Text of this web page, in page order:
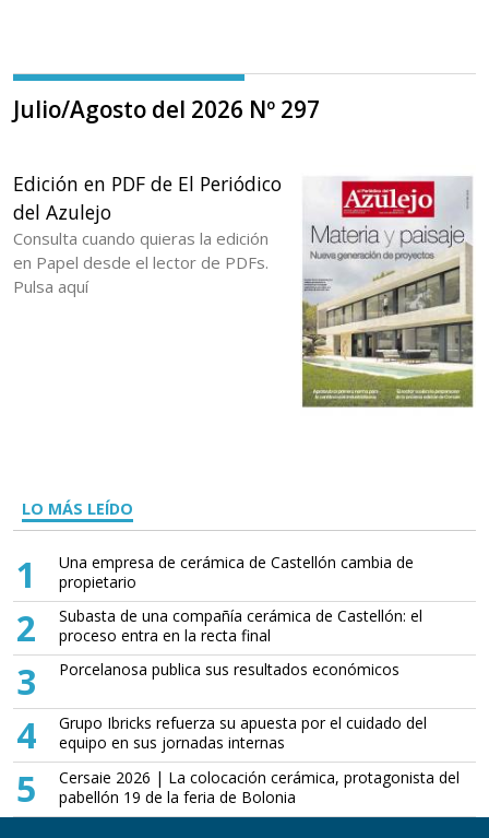
Julio/Agosto del 2026 Nº 297
Edición en PDF de El Periódico
del Azulejo
Consulta cuando quieras la edición
en Papel desde el lector de PDFs.
Pulsa aquí
LO MÁS LEÍDO
1
Una empresa de cerámica de Castellón cambia de
propietario
2
Subasta de una compañía cerámica de Castellón: el
proceso entra en la recta final
3 Porcelanosa publica sus resultados económicos
4
Grupo Ibricks refuerza su apuesta por el cuidado del
equipo en sus jornadas internas
5
Cersaie 2026 | La colocación cerámica, protagonista del
pabellón 19 de la feria de Bolonia